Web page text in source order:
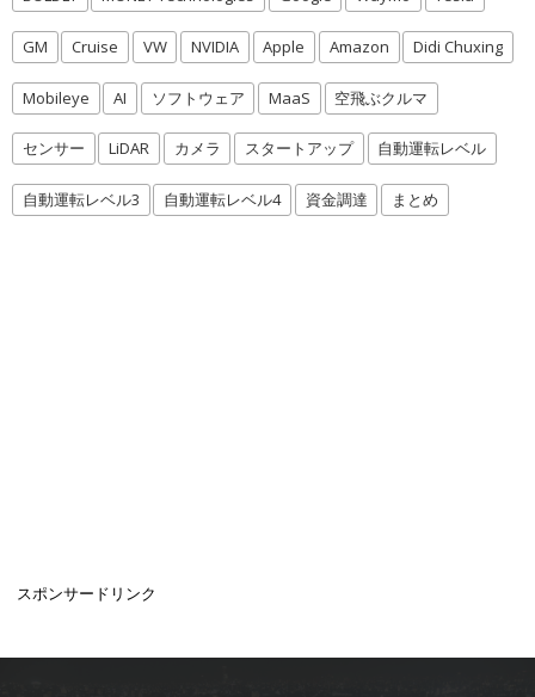
GM Cruise VW NVIDIA Apple Amazon Didi Chuxing
Mobileye AI ソフトウェア MaaS 空飛ぶクルマ
センサー LiDAR カメラ スタートアップ 自動運転レベル
自動運転レベル3 自動運転レベル4 資金調達 まとめ
スポンサードリンク